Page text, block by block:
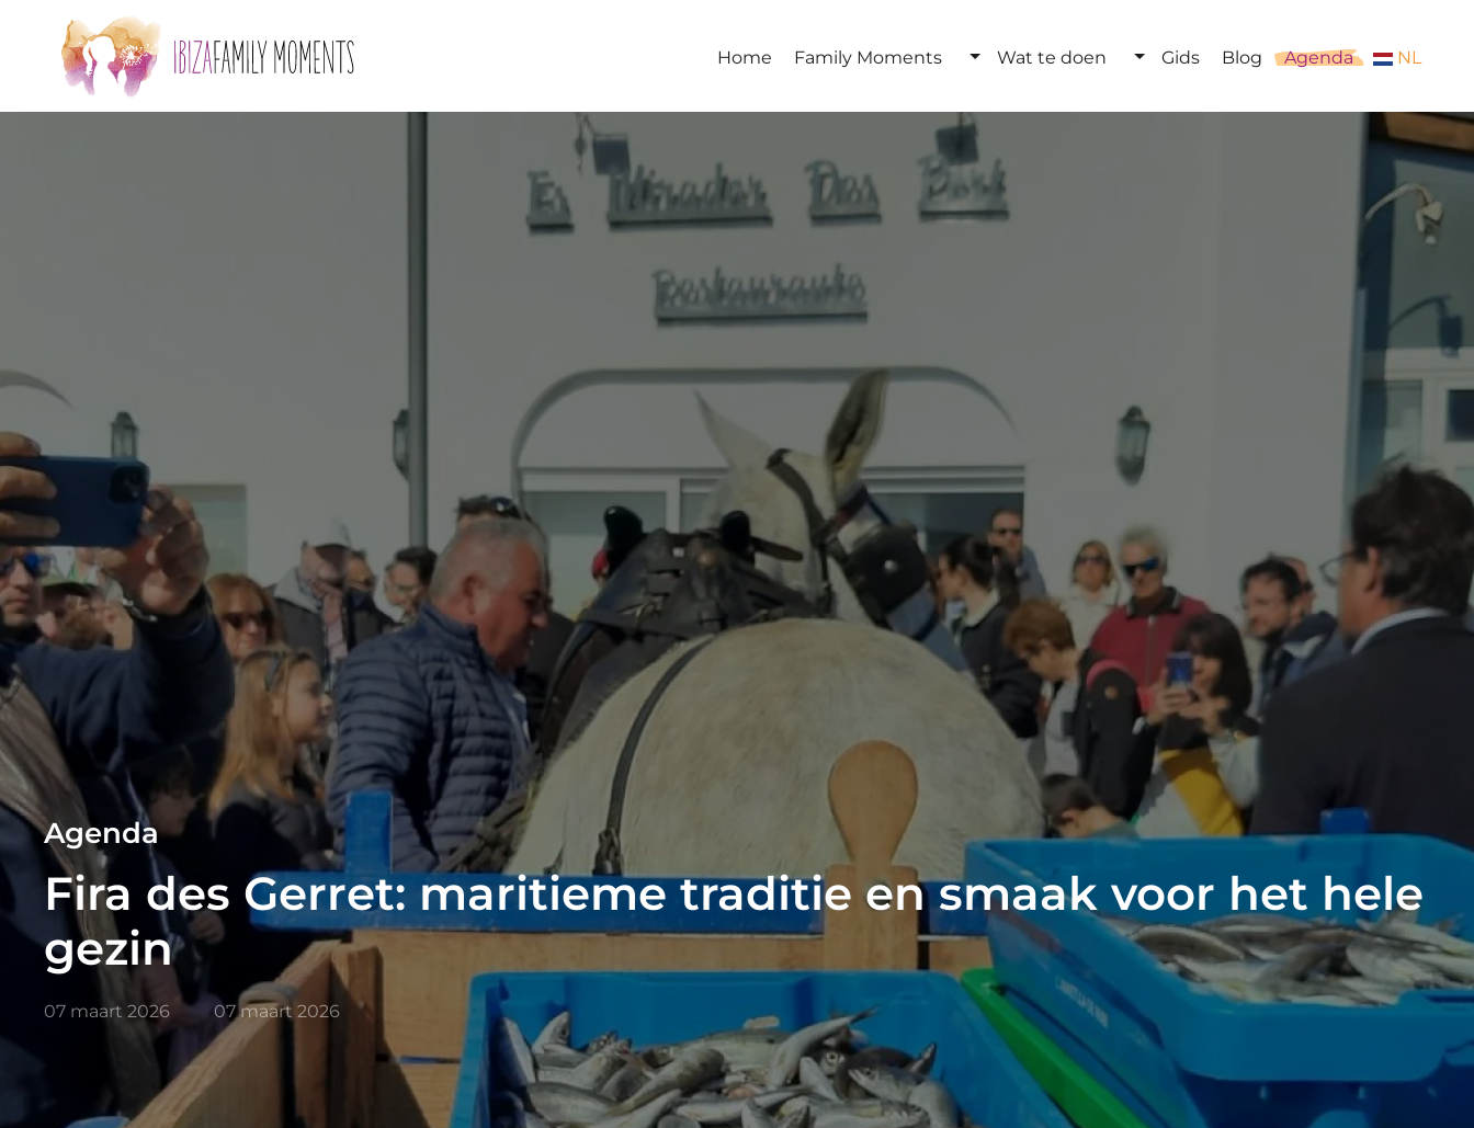
Skip to main content Home Family Moments Wat te doen Gids Blog Agenda NL
Agenda
Fira des Gerret: maritieme traditie en smaak voor het hele
gezin
07 maart 2026 07 maart 2026